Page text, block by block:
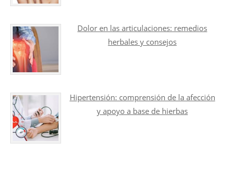
Dolor en las articulaciones: remedios
herbales y consejos
Hipertensión: comprensión de la afección
y apoyo a base de hierbas